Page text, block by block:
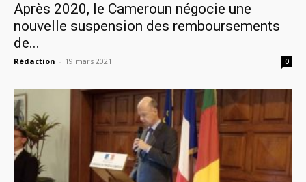
Après 2020, le Cameroun négocie une
nouvelle suspension des remboursements
de...
Rédaction - 19 mars 2021 0